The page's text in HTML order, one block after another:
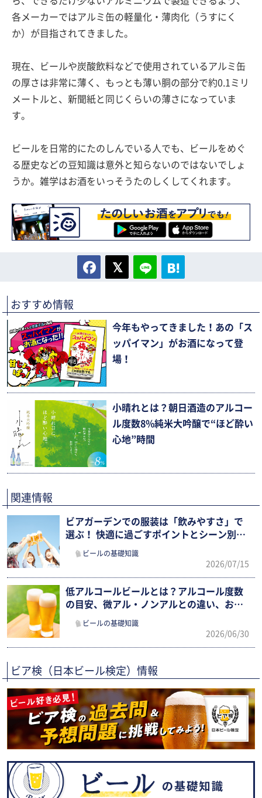
各メーカーではアルミ缶の軽量化・薄肉化（うすにく
か）が目指されてきました。
現在、ビールや炭酸飲料などで使用されているアルミ缶
の厚さは非常に薄く、もっとも薄い胴の部分で約0.1ミリ
メートルと、新聞紙と同じくらいの薄さになっていま
す。
ビールを日常的にたのしんでいる人でも、ビールをめぐ
る歴史などの豆知識は意外と知らないのではないでしょ
うか。雑学はお酒をいっそうたのしくしてくれます。
おすすめ情報
今年もやってきました！あの「ス
ッパイマン」がお酒になって登
場！
小晴れとは？朝日酒造のアルコー
ル度数8%純米大吟醸で“ほど酔い
心地”時間
関連情報
ビアガーデンでの服装は「飲みやすさ」で
選ぶ！ 快適に過ごすポイントとシーン別ま
ビールの基礎知識
2026/07/15
低アルコールビールとは？アルコール度数
の目安、微アル・ノンアルとの違い、おす
すめ市販銘柄まで徹底解説
ビールの基礎知識
2026/06/30
ビア検（日本ビール検定）情報